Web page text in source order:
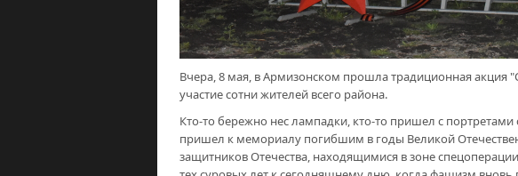
Вчера, 8 мая, в Армизонском прошла традиционная акция
участие сотни жителей всего района.
Кто-то бережно нес лампадки, кто-то пришел с
пришел к мемориалу погибшим в годы Великой
защитников Отечества, находящимися в зоне